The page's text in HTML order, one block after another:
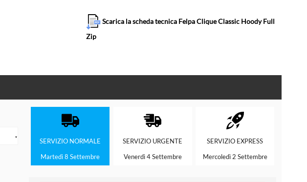
Scarica la scheda tecnica Felpa Clique Classic Hoody Full
Zip
▼
SERVIZIO NORMALE
Martedì 8 Settembre
SERVIZIO URGENTE
Venerdì 4 Settembre
SERVIZIO EXPRESS
Mercoledì 2 Settembre